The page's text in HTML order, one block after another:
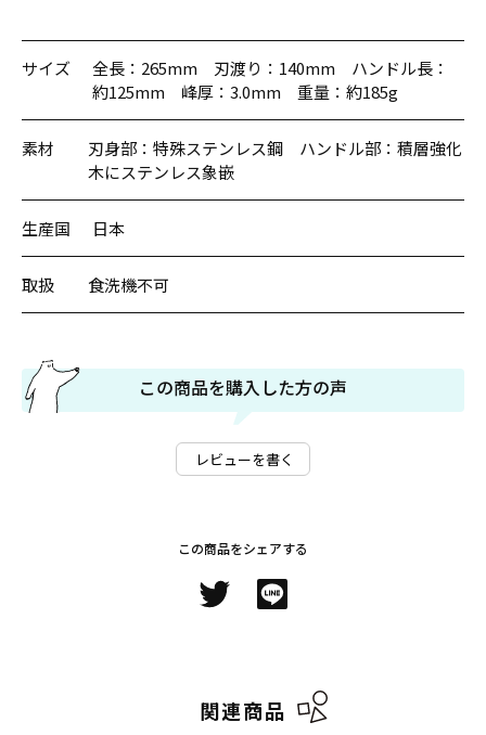
サイズ
全長：265mm 刃渡り：140mm ハンドル長：
約125mm 峰厚：3.0mm 重量：約185g
素材
刃身部：特殊ステンレス鋼 ハンドル部：積層強化
木にステンレス象嵌
生産国 日本
取扱 食洗機不可
この商品を購入した方の声
レビューを書く
この商品をシェアする
関連商品